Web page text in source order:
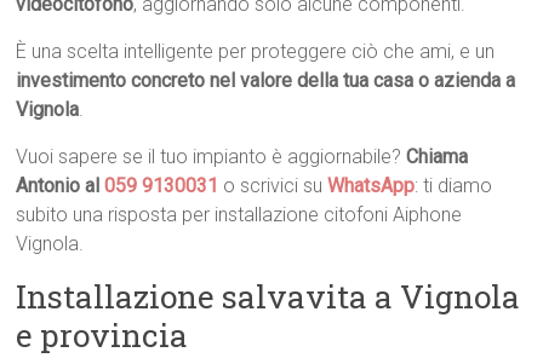
È una scelta intelligente per proteggere ciò che ami, e un
investimento concreto nel valore della tua casa o azienda a
Vignola.
Vuoi sapere se il tuo impianto è aggiornabile?Chiama
Antonio al059 9130031 o scrivici suWhatsApp: ti diamo
subito una risposta per installazione citofoni Aiphone
Vignola.
Installazione salvavita a Vignola
e provincia